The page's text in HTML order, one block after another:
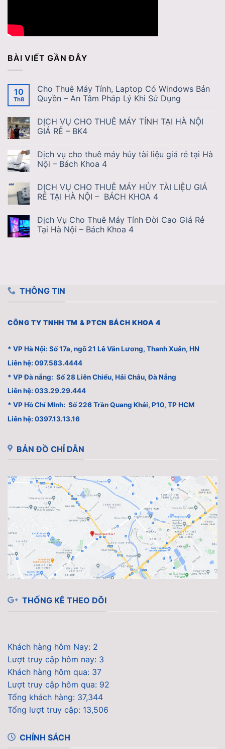
BÀI VIẾT GẦN ĐÂY
10
Th8
Cho Thuê Máy Tính, Laptop Có Windows Bản
Quyền – An Tâm Pháp Lý Khi Sử Dụng
DỊCH VỤ CHO THUÊ MÁY TÍNH TẠI HÀ NỘI
GIÁ RẺ – BK4
Dịch vụ cho thuê máy hủy tài liệu giá rẻ tại Hà
Nội – Bách Khoa 4
DỊCH VỤ CHO THUÊ MÁY HỦY TÀI LIỆU GIÁ
RẺ TẠI HÀ NỘI – BÁCH KHOA 4
Dịch Vụ Cho Thuê Máy Tính Đời Cao Giá Rẻ
Tại Hà Nội – Bách Khoa 4
THÔNG TIN
CÔNG TY TNHH TM & PTCN BÁCH KHOA 4
* VP Hà Nội: Số 17a, ngõ 21 Lê Văn Lương, Thanh Xuân, HN
Liên hệ: 097.583.4444
* VP Đà nẵng: Số 28 Liên Chiểu, Hải Châu, Đà Nẵng
Liên hệ: 033.29.29.444
* VP Hồ Chí MInh: Số 226 Trần Quang Khải, P10, TP HCM
Liên hệ: 0397.13.13.16
BẢN ĐỒ CHỈ DẪN
THỐNG KÊ THEO DÕI
Khách hàng hôm Nay: 2
Lượt truy cập hôm nay: 3
Khách hàng hôm qua: 37
Lượt truy cập hôm qua: 92
Tổng khách hàng: 37,344
Tổng lượt truy cập: 13,506
CHÍNH SÁCH